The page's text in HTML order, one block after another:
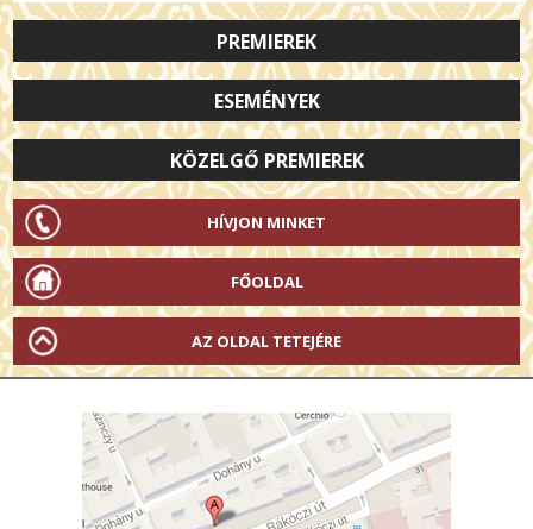
PREMIEREK
ESEMÉNYEK
KÖZELGŐ PREMIEREK
HÍVJON MINKET
FŐOLDAL
AZ OLDAL TETEJÉRE